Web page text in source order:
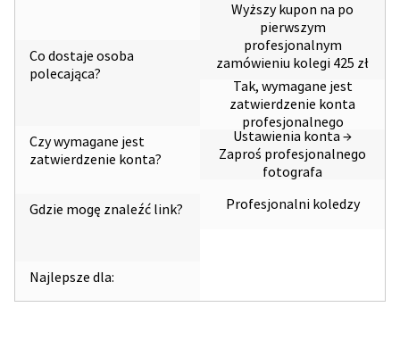
Co dostaje osoba
polecająca?
Czy wymagane jest
zatwierdzenie konta?
Gdzie mogę znaleźć link?
Najlepsze dla:
Wyższy kupon na po
pierwszym
profesjonalnym
zamówieniu kolegi 425 zł
Tak, wymagane jest
zatwierdzenie konta
profesjonalnego
Ustawienia konta →
Zaproś profesjonalnego
fotografa
Profesjonalni koledzy